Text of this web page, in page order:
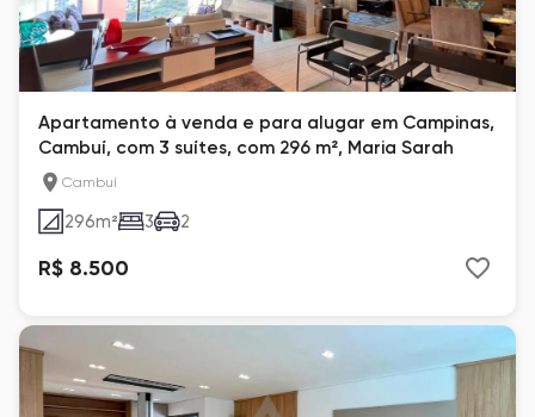
Apartamento à venda e para alugar em Campinas,
Cambuí, com 3 suítes, com 296 m², Maria Sarah
Cambuí
296m² 3 2
R$ 8.500